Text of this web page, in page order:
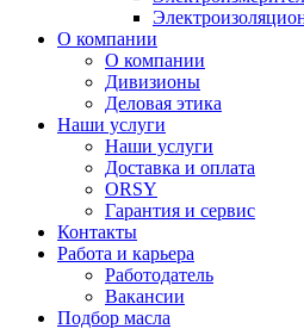
О компании
О компании
Дивизионы
Деловая этика
Наши услуги
Наши услуги
Доставка и оплата
ORSY
Гарантия и сервис
Контакты
Работа и карьера
Работодатель
Вакансии
Подбор масла